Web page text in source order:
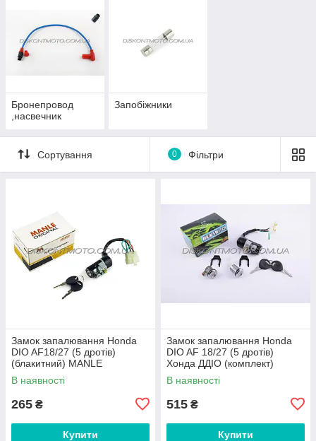
Бронепровод
,насвечник
Запобіжники
Сортування 0 Фільтри
Замок запалювання Honda
DIO AF18/27 (5 дротів)
(блакитний) MANLE
В наявності
265 ₴
Купити
Замок запалювання Honda
DIO AF 18/27 (5 дротів)
Хонда ДДІО (комплект)
EURORUN
В наявності
515 ₴
Купити